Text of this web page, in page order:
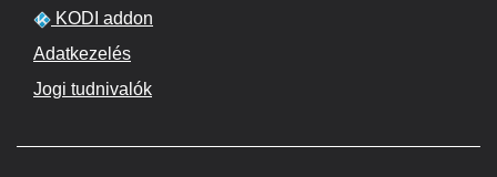
KODI addon
Adatkezelés
Jogi tudnivalók